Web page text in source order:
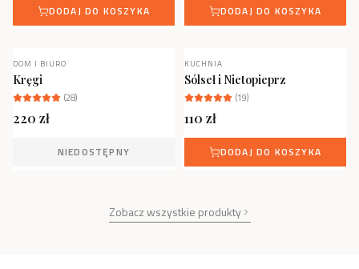
DODAJ DO KOSZYKA DODAJ DO KOSZYKA
NIEDOSTĘPNY
DOM I BIURO
Kręgi
(28)
220 zł
NIEDOSTĘPNY
NOWOŚĆ
KUCHNIA
Sólseł i Nietopieprz
(19)
110 zł
DODAJ DO KOSZYKA
Zobacz wszystkie produkty